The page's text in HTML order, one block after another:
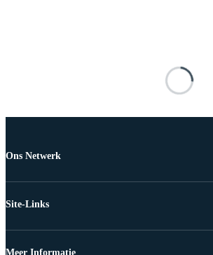
Ons Netwerk
Site-Links
Meer Informatie